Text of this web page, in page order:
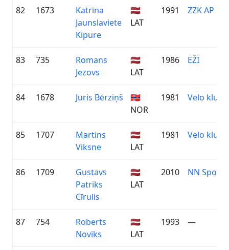
82 1673
Katrīna
Jaunslaviete
Kipure
🇱🇻
LAT
1991 ZZK AP
83 735
Romans
Jezovs
🇱🇻
LAT
1986 EŽI
84 1678 Juris Bērziņš
🇳🇴
NOR
1981 Velo
85 1707
Martins
Viksne
🇱🇻
LAT
1981 Velo
86 1709
Gustavs
Patriks
Cīrulis
🇱🇻
LAT
2010 NN
87 754
Roberts
Noviks
🇱🇻
LAT
1993 —